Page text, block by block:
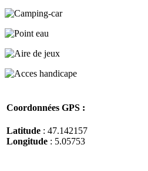
Coordonnées GPS :
Latitude : 47.142157
Longitude : 5.05753